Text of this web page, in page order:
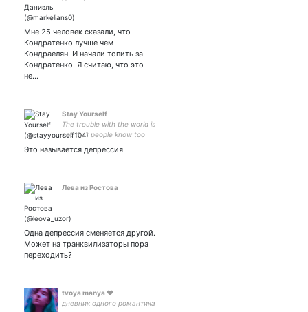
кондраелян канон!
Мне 25 человек сказали, что
Кондратенко лучше чем
Кондраелян. И начали топить за
Кондратенко. Я считаю, что это
не…
Stay Yourself
The trouble with the world is
not that people know too
many things that just aren't
Это называется депрессия
Лева из Ростова
Одна депрессия сменяется другой.
Может на транквилизаторы пора
переходить?
tvoya manya ♥
дневник одного романтика